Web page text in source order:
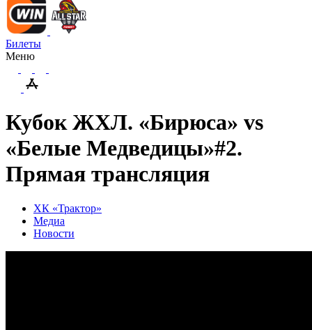
Билеты
Меню
Кубок ЖХЛ. «Бирюса» vs
«Белые Медведицы»#2.
Прямая трансляция
ХК «Трактор»
Медиа
Новости